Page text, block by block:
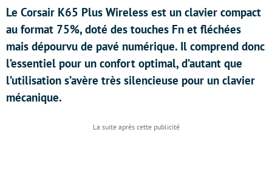
Le Corsair K65 Plus Wireless est un clavier compact
au format 75%, doté des touches Fn et fléchées
mais dépourvu de pavé numérique. Il comprend donc
l’essentiel pour un confort optimal, d’autant que
l’utilisation s’avère très silencieuse pour un clavier
mécanique.